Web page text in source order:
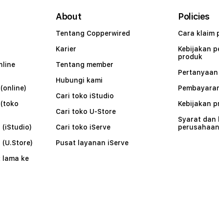
lama ke
About
Tentang Copperwired
Karier
Tentang member
Hubungi kami
Cari toko iStudio
Cari toko U-Store
Cari toko iServe
Pusat layanan iServe
Policies
Cara klaim
Kebijakan
produk
Pertanyaan
Kebijakan
Syarat dan
perusahaan